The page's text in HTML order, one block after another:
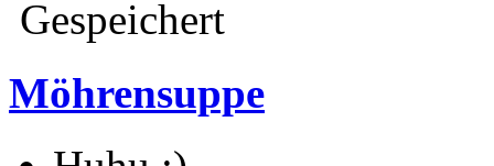
Gespeichert
Möhrensuppe